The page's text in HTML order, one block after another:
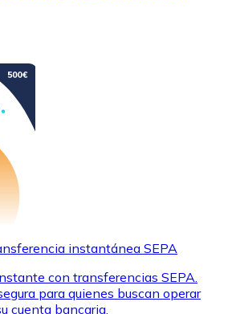
instantánea SEPA
con transferencias SEPA.
para quienes buscan operar
cuenta bancaria.